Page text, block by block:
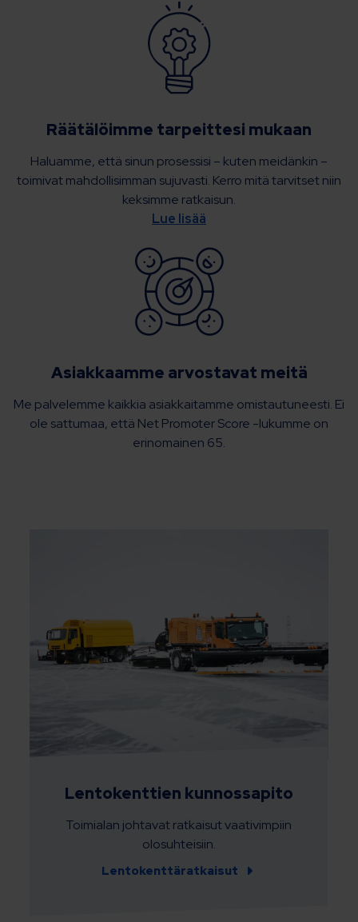
Räätälöimme tarpeittesi mukaan
Haluamme, että sinun prosessisi – kuten meidänkin –
toimivat mahdollisimman sujuvasti. Kerro mitä tarvitset niin
keksimme ratkaisun.
Lue lisää
Asiakkaamme arvostavat meitä
Me palvelemme kaikkia asiakkaitamme omistautuneesti. Ei
ole sattumaa, että Net Promoter Score -lukumme on
erinomainen 65.
Lentokenttien kunnossapito
Toimialan johtavat ratkaisut vaativimpiin
olosuhteisiin.
Lentokenttäratkaisut